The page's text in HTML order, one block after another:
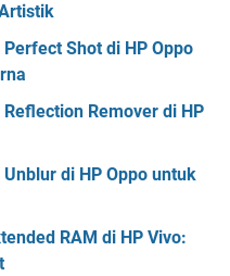
Shot di HP Oppo
Remover di HP
di HP Oppo untuk
RAM di HP Vivo: